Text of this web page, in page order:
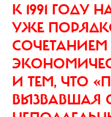
К 1991 ГОДУ
УЖЕ
И ТЕМ, ЧТО
ВЫЗВАВШАЯ